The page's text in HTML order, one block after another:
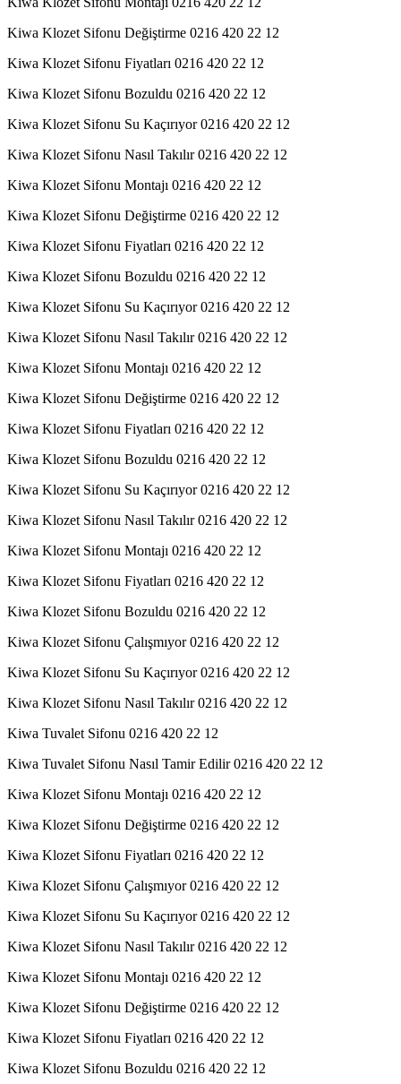
Kiwa Klozet Sifonu Değiştirme 0216 420 22 12
Kiwa Klozet Sifonu Fiyatları 0216 420 22 12
Kiwa Klozet Sifonu Bozuldu 0216 420 22 12
Kiwa Klozet Sifonu Su Kaçırıyor 0216 420 22 12
Kiwa Klozet Sifonu Nasıl Takılır 0216 420 22 12
Kiwa Klozet Sifonu Montajı 0216 420 22 12
Kiwa Klozet Sifonu Değiştirme 0216 420 22 12
Kiwa Klozet Sifonu Fiyatları 0216 420 22 12
Kiwa Klozet Sifonu Bozuldu 0216 420 22 12
Kiwa Klozet Sifonu Su Kaçırıyor 0216 420 22 12
Kiwa Klozet Sifonu Nasıl Takılır 0216 420 22 12
Kiwa Klozet Sifonu Montajı 0216 420 22 12
Kiwa Klozet Sifonu Değiştirme 0216 420 22 12
Kiwa Klozet Sifonu Fiyatları 0216 420 22 12
Kiwa Klozet Sifonu Bozuldu 0216 420 22 12
Kiwa Klozet Sifonu Su Kaçırıyor 0216 420 22 12
Kiwa Klozet Sifonu Nasıl Takılır 0216 420 22 12
Kiwa Klozet Sifonu Montajı 0216 420 22 12
Kiwa Klozet Sifonu Fiyatları 0216 420 22 12
Kiwa Klozet Sifonu Bozuldu 0216 420 22 12
Kiwa Klozet Sifonu Çalışmıyor 0216 420 22 12
Kiwa Klozet Sifonu Su Kaçırıyor 0216 420 22 12
Kiwa Klozet Sifonu Nasıl Takılır 0216 420 22 12
Kiwa Tuvalet Sifonu 0216 420 22 12
Kiwa Tuvalet Sifonu Nasıl Tamir Edilir 0216 420 22 12
Kiwa Klozet Sifonu Montajı 0216 420 22 12
Kiwa Klozet Sifonu Değiştirme 0216 420 22 12
Kiwa Klozet Sifonu Fiyatları 0216 420 22 12
Kiwa Klozet Sifonu Çalışmıyor 0216 420 22 12
Kiwa Klozet Sifonu Su Kaçırıyor 0216 420 22 12
Kiwa Klozet Sifonu Nasıl Takılır 0216 420 22 12
Kiwa Klozet Sifonu Montajı 0216 420 22 12
Kiwa Klozet Sifonu Değiştirme 0216 420 22 12
Kiwa Klozet Sifonu Fiyatları 0216 420 22 12
Kiwa Klozet Sifonu Bozuldu 0216 420 22 12